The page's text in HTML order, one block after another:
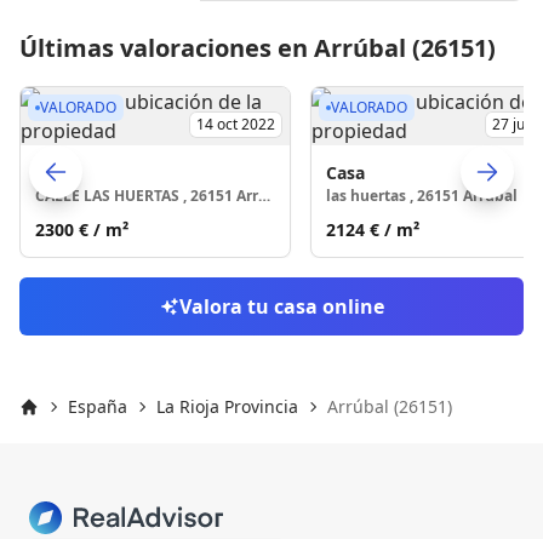
Últimas valoraciones en Arrúbal (26151)
Skip to
VALORADO
14 oct 2022
Casa
CALLE LAS HUERTAS , 26151 Arrúbal
2300 € / m²
VALORADO
27 jul
Casa
las huertas , 26151 Arrúbal
2124 € / m²
Valora tu casa online
España La Rioja Provincia Arrúbal (26151)